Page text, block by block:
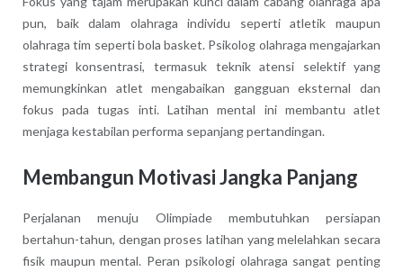
pun, baik dalam olahraga individu seperti atletik maupun
olahraga tim seperti bola basket. Psikolog olahraga mengajarkan
strategi konsentrasi, termasuk teknik atensi selektif yang
memungkinkan atlet mengabaikan gangguan eksternal dan
fokus pada tugas inti. Latihan mental ini membantu atlet
menjaga kestabilan performa sepanjang pertandingan.
Membangun Motivasi Jangka Panjang
Perjalanan menuju Olimpiade membutuhkan persiapan
bertahun-tahun, dengan proses latihan yang melelahkan secara
fisik maupun mental. Peran psikologi olahraga sangat penting